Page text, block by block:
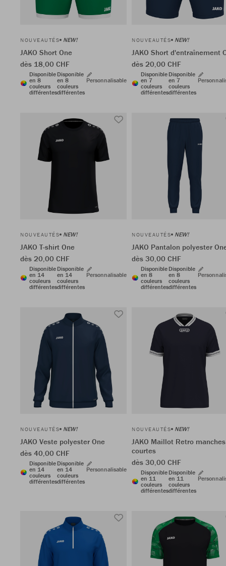
NOUVEAUTÉS NEW!
JAKO Short One
dès 18,00 CHF
Disponible
en 8
couleurs
différentes
Disponible
en 8
couleurs
différentes
Personnalisable
NOUVEAUTÉS NEW!
JAKO Short d'entraînement
dès 20,00 CHF
Disponible
en 7
couleurs
différentes
Disponible
en 7
couleurs
différentes
NOUVEAUTÉS NEW!
JAKO T-shirt One
dès 20,00 CHF
Disponible
en 14
couleurs
différentes
Disponible
en 14
couleurs
différentes
Personnalisable
NOUVEAUTÉS NEW!
JAKO Pantalon polyester
dès 30,00 CHF
Disponible
en 8
couleurs
différentes
Disponible
en 8
couleurs
différentes
NOUVEAUTÉS NEW!
JAKO Veste polyester One
dès 40,00 CHF
Disponible
en 14
couleurs
différentes
Disponible
en 14
couleurs
différentes
Personnalisable
NOUVEAUTÉS NEW!
JAKO Maillot Retro manches
courtes
dès 30,00 CHF
Disponible
en 11
couleurs
différentes
Disponible
en 11
couleurs
différentes